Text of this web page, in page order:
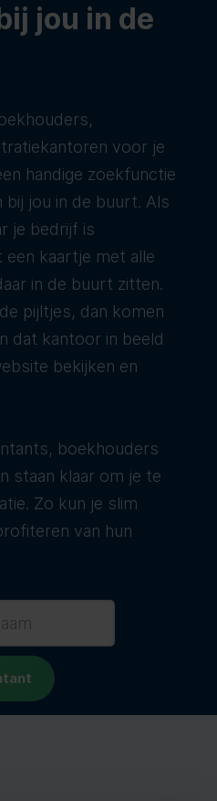
jou in de
voor je
handige zoekfunctie
bij jou in de buurt. Als
je bedrijf is
kaartje met alle
in de buurt zitten.
pijltjes, dan komen
dat kantoor in beeld
bekijken en
boekhouders
staan klaar om je te
Zo kun je slim
van hun